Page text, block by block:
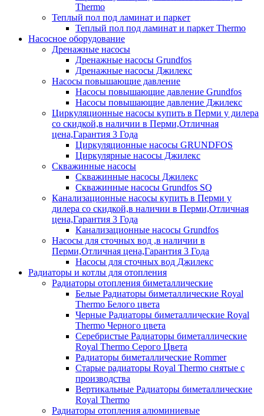
Thermo
Теплый пол под ламинат и паркет
Теплый пол под ламинат и паркет Thermo
Насосное оборудование
Дренажные насосы
Дренажные насосы Grundfos
Дренажные насосы Джилекс
Насосы повышающие давление
Насосы повышающие давление Grundfos
Насосы повышающие давление Джилекс
Циркуляционные насосы купить в Перми у дилера
со скидкой,в наличии в Перми,Отличная
цена,Гарантия 3 Года
Циркуляционные насосы GRUNDFOS
Циркулярные насосы Джилекс
Скважинные насосы
Скважинные насосы Джилекс
Скважинные насосы Grundfos SQ
Канализационные насосы купить в Перми у
дилера со скидкой,в наличии в Перми,Отличная
цена,Гарантия 3 Года
Канализационные насосы Grundfos
Насосы для сточных вод ,в наличии в
Перми,Отличная цена,Гарантия 3 Года
Насосы для сточных вод Джилекс
Радиаторы и котлы для отопления
Радиаторы отопления биметаллические
Белые Радиаторы биметаллические Royal
Thermo Белого цвета
Черные Радиаторы биметаллические Royal
Thermo Черного цвета
Серебристые Радиаторы биметаллические
Royal Thermo Серого Цвета
Радиаторы биметаллические Rommer
Старые радиаторы Royal Thermo снятые с
производства
Вертикальные Радиаторы биметаллические
Royal Thermo
Радиаторы отопления алюминиевые